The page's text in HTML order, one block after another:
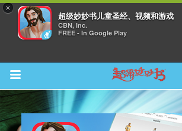
×
超级妙妙书儿童圣经、视频和游戏
CBN, Inc.
FREE - In Google Play
Return to Content